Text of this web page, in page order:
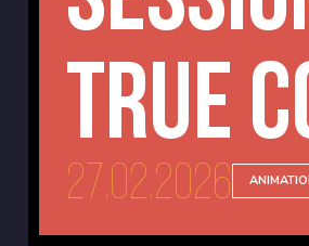
True
27.02.2026